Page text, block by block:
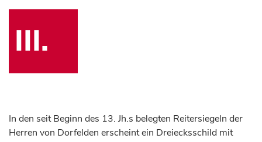
III.
In den seit Beginn des 13. Jh.s belegten Reitersiegeln der
Herren von Dorfelden erscheint ein Dreiecksschild mit